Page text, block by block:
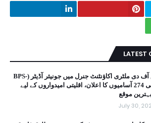
LATEST
آفس آف دی ملٹری اکاؤنٹنٹ جنرل میں جونیئر آڈیٹر (BPS-
11) کی 274 آسامیوں کا اعلان، اقلیتی امیدواروں کے لیے
موقع
July 30,